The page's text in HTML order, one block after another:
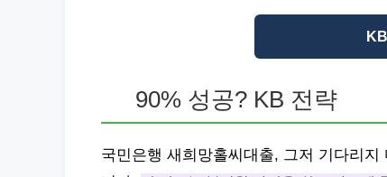
90% 성공? KB 전략
국민은행 새희망홀씨대출, 그저 기다리